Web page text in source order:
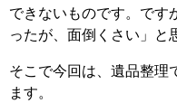
できないものです。です
ったが、面倒くさい」と
そこで今回は、遺品整理
ます。